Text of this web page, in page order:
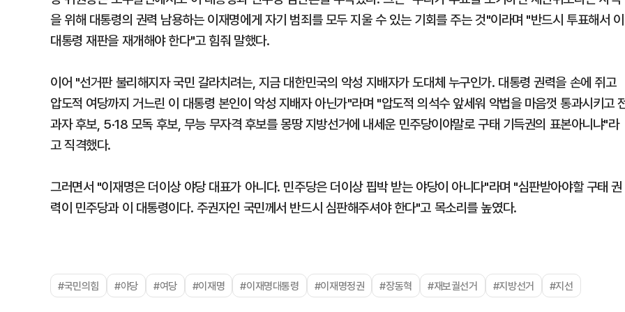
을 위해 대통령의 권력 남용하는 이재명에게 자기 범죄를 모두 지울 수 있는 기회를 주는 것"이라며 "반드시 투표해서 이
대통령 재판을 재개해야 한다"고 힘줘 말했다.
이어 "선거판 불리해지자 국민 갈라치려는, 지금 대한민국의 악성 지배자가 도대체 누구인가. 대통령 권력을 손에 쥐고
압도적 여당까지 거느린 이 대통령 본인이 악성 지배자 아닌가"라며 "압도적 의석수 앞세워 악법을 마음껏 통과시키고
과자 후보, 5·18 모독 후보, 무능 무자격 후보를 몽땅 지방선거에 내세운 민주당이야말로 구태 기득권의 표본아니냐"라
고 직격했다.
그러면서 "이재명은 더이상 야당 대표가 아니다. 민주당은 더이상 핍박 받는 야당이 아니다"라며 "심판받아야할 구태 권
력이 민주당과 이 대통령이다. 주권자인 국민께서 반드시 심판해주셔야 한다"고 목소리를 높였다.
#국민의힘 #야당 #여당 #이재명 #이재명대통령 #이재명정권 #장동혁 #재보궐선거 #지방선거 #지선